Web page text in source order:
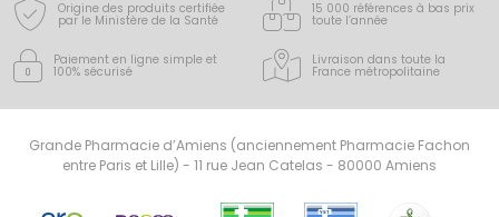
Origine des produits certifiée
par le Ministère de la Santé
15 000 références à bas prix
toute l’année
Paiement en ligne simple et
100% sécurisé
Livraison dans toute la
France métropolitaine
Grande Pharmacie d’Amiens (anciennement Pharmacie Fachon
entre Paris et Lille) - 11 rue Jean Catelas - 80000 Amiens